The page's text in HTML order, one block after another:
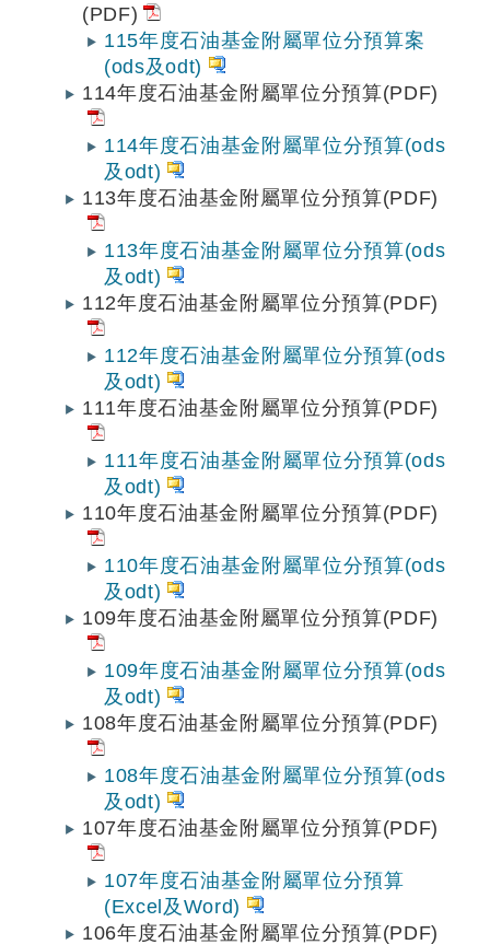
(PDF)
115年度石油基金附屬單位分預算案
(ods及odt)
114年度石油基金附屬單位分預算(PDF)
114年度石油基金附屬單位分預算(ods
及odt)
113年度石油基金附屬單位分預算(PDF)
113年度石油基金附屬單位分預算(ods
及odt)
112年度石油基金附屬單位分預算(PDF)
112年度石油基金附屬單位分預算(ods
及odt)
111年度石油基金附屬單位分預算(PDF)
111年度石油基金附屬單位分預算(ods
及odt)
110年度石油基金附屬單位分預算(PDF)
110年度石油基金附屬單位分預算(ods
及odt)
109年度石油基金附屬單位分預算(PDF)
109年度石油基金附屬單位分預算(ods
及odt)
108年度石油基金附屬單位分預算(PDF)
108年度石油基金附屬單位分預算(ods
及odt)
107年度石油基金附屬單位分預算(PDF)
107年度石油基金附屬單位分預算
(Excel及Word)
106年度石油基金附屬單位分預算(PDF)